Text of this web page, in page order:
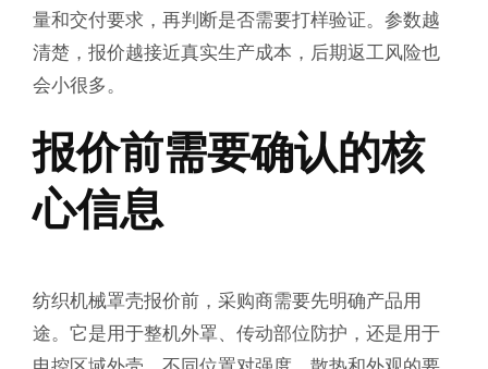
量和交付要求，再判断是否需要打样验证。参数越
清楚，报价越接近真实生产成本，后期返工风险也
会小很多。
报价前需要确认的核
心信息
纺织机械罩壳报价前，采购商需要先明确产品用
途。它是用于整机外罩、传动部位防护，还是用于